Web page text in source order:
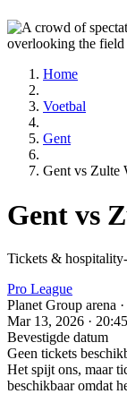
Home
Voetbal
Gent
Gent vs Zulte
Gent vs
Tickets &
Pro League
Planet Group arena
Mar 13, 2026 ·
Bevestigde datum
Geen tickets
Het spijt ons, maar
beschikbaar omdat